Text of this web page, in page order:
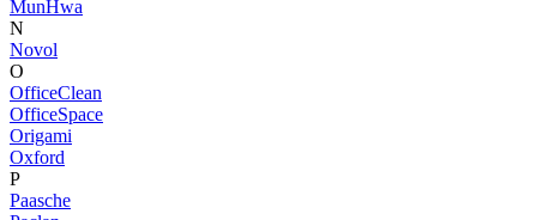
MunHwa
N
Novol
O
OfficeClean
OfficeSpace
Origami
Oxford
P
Paasche